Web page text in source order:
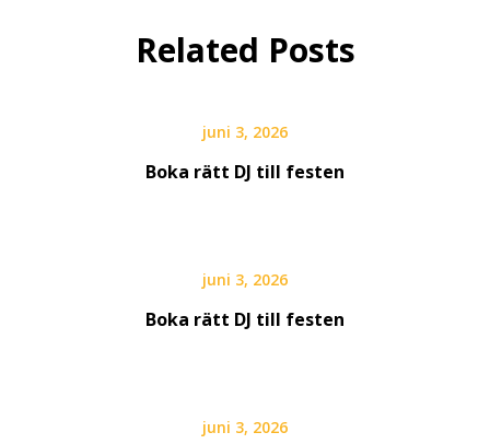
Related Posts
juni 3, 2026
Boka rätt DJ till festen
juni 3, 2026
Boka rätt DJ till festen
juni 3, 2026